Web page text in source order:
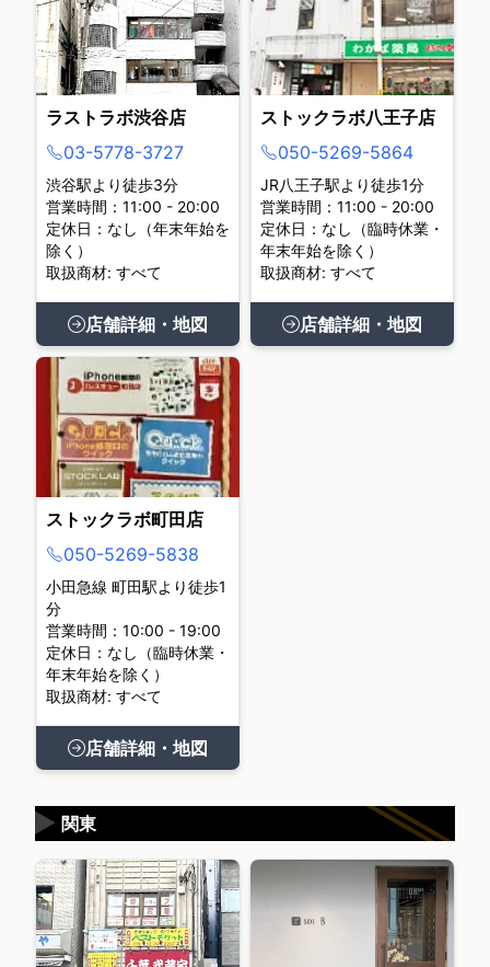
ラストラボ渋谷店
03-5778-3727
渋谷駅より徒歩3分
営業時間：11:00 - 20:00
定休日：なし（年末年始を
除く）
取扱商材: すべて
店舗詳細・地図
ストックラボ八王子店
050-5269-5864
JR八王子駅より徒歩1分
営業時間：11:00 - 20:00
定休日：なし（臨時休業・
年末年始を除く）
取扱商材: すべて
店舗詳細・地図
ストックラボ町田店
050-5269-5838
小田急線 町田駅より徒歩1
分
営業時間：10:00 - 19:00
定休日：なし（臨時休業・
年末年始を除く）
取扱商材: すべて
店舗詳細・地図
関東
▶